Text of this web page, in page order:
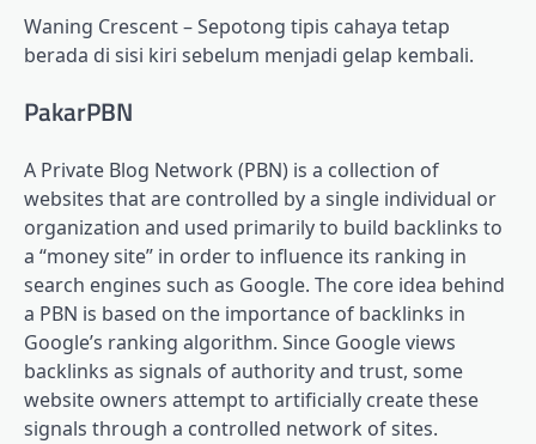
Waning Crescent – Sepotong tipis cahaya tetap
berada di sisi kiri sebelum menjadi gelap kembali.
PakarPBN
A Private Blog Network (PBN) is a collection of
websites that are controlled by a single individual or
organization and used primarily to build backlinks to
a “money site” in order to influence its ranking in
search engines such as Google. The core idea behind
a PBN is based on the importance of backlinks in
Google’s ranking algorithm. Since Google views
backlinks as signals of authority and trust, some
website owners attempt to artificially create these
signals through a controlled network of sites.